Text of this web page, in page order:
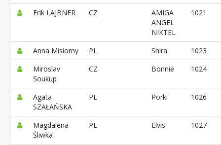
Erik LAJBNER CZ
AMIGA
ANGEL
NIKTEL
1021
Anna Misiorny PL Shira
1023
Miroslav
Soukup
CZ Bonnie 1024
Agata
SZAŁAŃSKA
PL Porki 1026
Magdalena
Śliwka
PL Elvis 1027